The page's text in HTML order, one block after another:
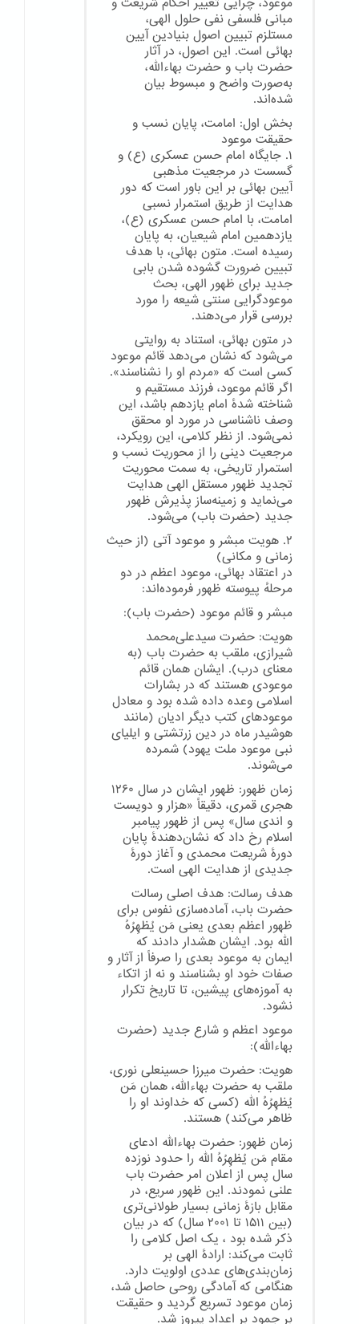
مبانی فلسفی نفی حلول الهی،
مستلزم تبیین اصول بنیادین آیین
بهائی است. این اصول، در آثار
حضرت باب و حضرت بهاءالله،
به‌صورت واضح و مبسوط بیان
شده‌اند.
بخش اول: امامت، پایان نسب و
حقیقت موعود
۱. جایگاه امام حسن عسکری (ع) و
گسست در مرجعیت مذهبی
آیین بهائی بر این باور است که دور
هدایت از طریق استمرار نسبی
امامت، با امام حسن عسکری (ع)،
یازدهمین امام شیعیان، به پایان
رسیده است. متون بهائی، با هدف
تبیین ضرورت گشوده شدن بابی
جدید برای ظهور الهی، بحث
موعودگرایی سنتی شیعه را مورد
بررسی قرار می‌دهند.
در متون بهائی، استناد به روایتی
می‌شود که نشان می‌دهد قائم موعود
کسی است که «مردم او را نشناسند».
اگر قائم موعود، فرزند مستقیم و
شناخته شدهٔ امام یازدهم باشد، این
وصف ناشناسی در مورد او محقق
نمی‌شود. از نظر کلامی، این رویکرد،
مرجعیت دینی را از محوریت نسب و
استمرار تاریخی، به سمت محوریت
تجدید ظهور مستقل الهی هدایت
می‌نماید و زمینه‌ساز پذیرش ظهور
جدید (حضرت باب) می‌شود.
۲. هویت مبشر و موعود آتی (از حیث
زمانی و مکانی)
در اعتقاد بهائی، موعود اعظم در دو
مرحلهٔ پیوسته ظهور فرموده‌اند:
مبشر و قائم موعود (حضرت باب):
هویت: حضرت سیدعلی‌محمد
شیرازی، ملقب به حضرت باب (به
معنای درب). ایشان همان قائم
موعودی هستند که در بشارات
اسلامی وعده داده شده بود و معادل
موعودهای کتب دیگر ادیان (مانند
هوشیدر ماه در دین زرتشتی و ایلیای
نبی موعود ملت یهود) شمرده
می‌شوند.
زمان ظهور: ظهور ایشان در سال ۱۲۶۰
هجری قمری، دقیقاً «هزار و دویست
و اندی سال» پس از ظهور پیامبر
اسلام رخ داد که نشان‌دهندهٔ پایان
دورهٔ شریعت محمدی و آغاز دورهٔ
جدیدی از هدایت الهی است.
هدف رسالت: هدف اصلی رسالت
حضرت باب، آماده‌سازی نفوس برای
ظهور اعظم بعدی یعنی مَن یُظهِرُهُ
الله بود. ایشان هشدار دادند که
ایمان به موعود بعدی را صرفاً از آثار و
صفات خود او بشناسند و نه از اتکاء
به آموزه‌های پیشین، تا تاریخ تکرار
نشود.
موعود اعظم و شارع جدید (حضرت
بهاءالله):
هویت: حضرت میرزا حسینعلی نوری،
ملقب به حضرت بهاءالله، همان مَن
یُظهِرُهُ الله (کسی که خداوند او را
ظاهر می‌کند) هستند.
زمان ظهور: حضرت بهاءالله ادعای
مقام مَن یُظهِرُهُ الله را حدود نوزده
سال پس از اعلان امر حضرت باب
علنی نمودند. این ظهور سریع، در
مقابل بازهٔ زمانی بسیار طولانی‌تری
(بین ۱۵۱۱ تا ۲۰۰۱ سال) که در بیان
ذکر شده بود ، یک اصل کلامی را
ثابت می‌کند: ارادهٔ الهی بر
زمان‌بندی‌های عددی اولویت دارد.
هنگامی که آمادگی روحی حاصل شد،
زمان موعود تسریع گردید و حقیقت
بر جمود بر اعداد پیروز شد.